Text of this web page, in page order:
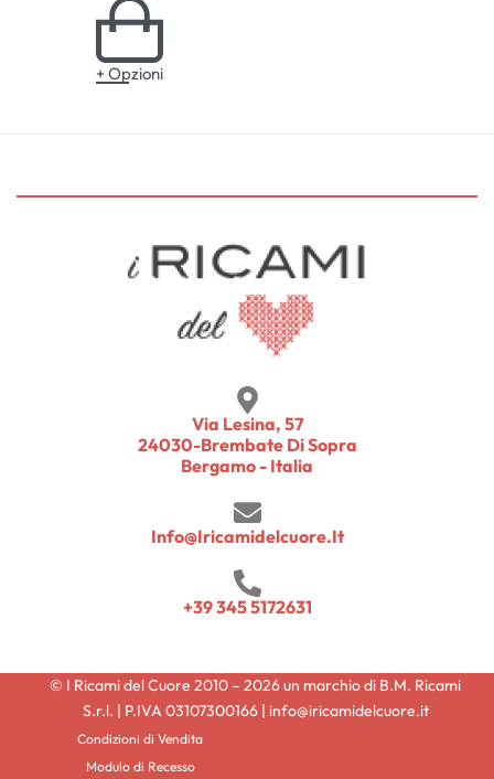
+ Opzioni
Via Lesina, 57
24030-Brembate Di Sopra
Bergamo - Italia
Info@iricamidelcuore.it
+39 345 5172631
© I Ricami del Cuore 2010 – 2026 un marchio di B.M. Ricami
S.r.l. | P.IVA 03107300166 | info@iricamidelcuore.it
Condizioni di Vendita
Modulo di Recesso